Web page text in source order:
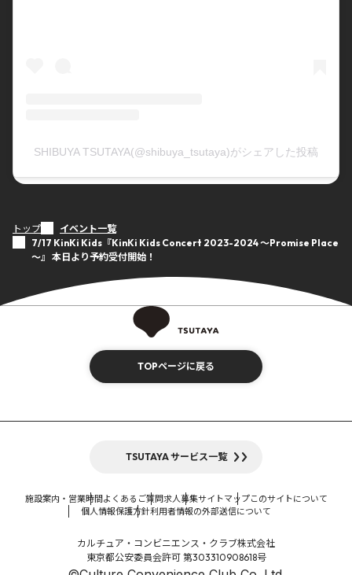
トップ
イベント一覧
7/17 KinKi Kids『KinKi Kids Concert 2023-2024 ～Promise Place
～』 本日より予約受付開始！
SHIBUYA TSUTAYA(@shibuya_tsutaya)がシェアした投稿
TOPページに戻る
TSUTAYA サービス一覧
施設案内・営業時間よくあるご質問求人募集サイトマップこのサイトについて
個人情報保護方針利用者情報の外部送信について
カルチュア・コンビニエンス・クラブ株式会社
東京都公安委員会許可 第303310908618号